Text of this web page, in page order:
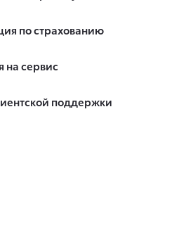
по страхованию
на сервис
поддержки